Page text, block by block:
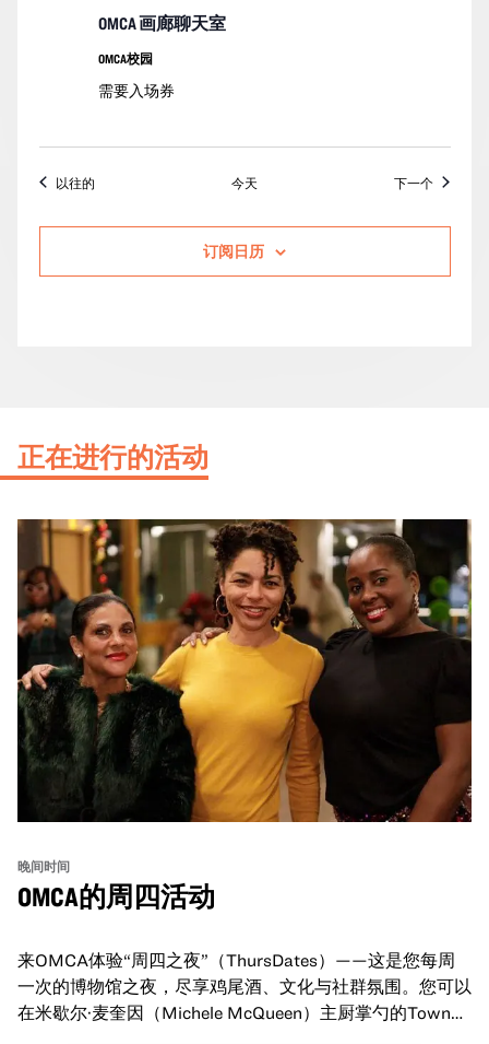
OMCA 画廊聊天室
OMCA校园
需要入场券
以往的活动 今天 下一个活动
订阅日历
正在进行的活动
晚间时间
OMCA的周四活动
来OMCA体验“周四之夜”（ThursDates）——这是您每周
一次的博物馆之夜，尽享鸡尾酒、文化与社群氛围。您可以
在米歇尔·麦奎因（Michele McQueen）主厨掌勺的Town